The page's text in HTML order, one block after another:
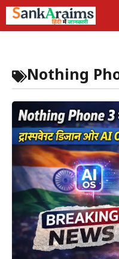
Skip
to
Nothing